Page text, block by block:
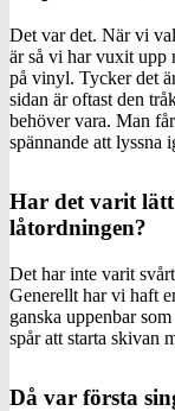
Det var det. När vi
är så vi har vuxit upp
på vinyl. Tycker det
sidan är oftast den
behöver vara. Man
spännande att lyssna
Har det varit lätt
låtordningen?
Det har inte varit
Generellt har vi haft
ganska uppenbar
spår att starta skivan
Då var första